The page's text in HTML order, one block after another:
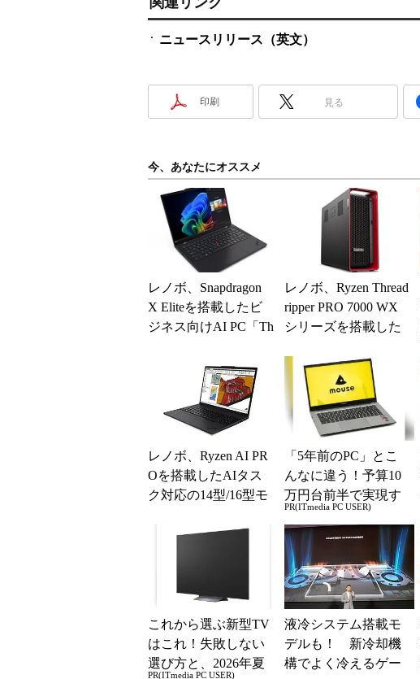
ニュースリリース（英文）
印刷 見る
今、あなたにオススメ
レノボ、Snapdragon
X Eliteを搭載したビ
ジネス向けAI PC「Th
レノボ、Ryzen Thread
ripper PRO 7000 WX
シリーズを搭載した
レノボ、Ryzen AI PR
Oを搭載したAIタス
ク対応の14型/16型モ
ション
「5年前のPC」とこ
んなに違う！予算10
万円台前半で実現す
る快適PCライフ
PR(ITmedia PC USER)
これから選ぶ新型TV
はこれ！失敗しない
選び方と、2026年夏
PR(ITmedia PC USER)
液冷システム搭載モ
デルも！ 新冷却機
構でよく冷えるゲー